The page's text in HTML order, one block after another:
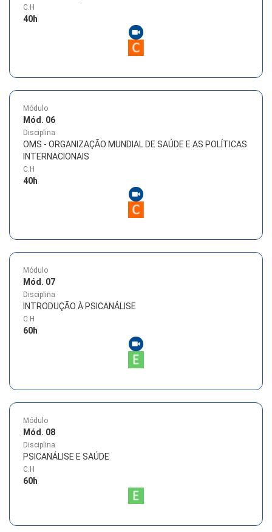
C.H
40h
Módulo
Mód. 06
Disciplina
OMS - ORGANIZAÇÃO MUNDIAL DE SAÚDE E AS POLÍTICAS
INTERNACIONAIS
C.H
40h
Módulo
Mód. 07
Disciplina
INTRODUÇÃO À PSICANÁLISE
C.H
60h
Módulo
Mód. 08
Disciplina
PSICANÁLISE E SAÚDE
C.H
60h